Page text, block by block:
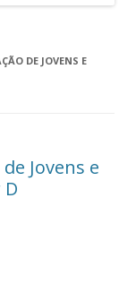
DE JOVENS E
Jovens e